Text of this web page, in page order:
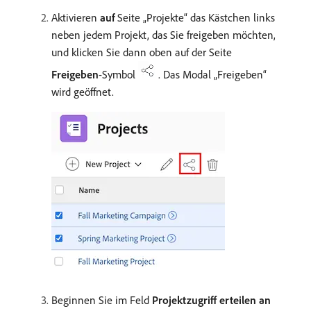
Aktivieren aufSeite „Projekte“ das Kästchen links
neben jedem Projekt, das Sie freigeben möchten,
und klicken Sie dann oben auf der Seite
Freigeben-Symbol
. Das Modal „Freigeben“
wird geöffnet.
Beginnen Sie im Feld Projektzugriff erteilen an